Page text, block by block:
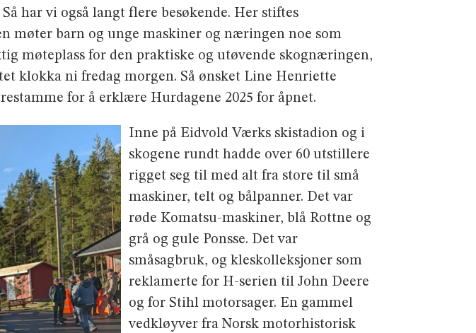
har vi også langt flere besøkende. Her stiftes
møter barn og unge maskiner og næringen noe som
møteplass for den praktiske og utøvende skognæringen,
klokka ni fredag morgen. Så ønsket Line Henriette
for å erklære Hurdagene 2025 for åpnet.
Inne på Eidvold Værks skistadion og i
skogene rundt hadde over 60 utstillere
rigget seg til med alt fra store til små
maskiner, telt og bålpanner. Det var
røde Komatsu-maskiner, blå Rottne og
grå og gule Ponsse. Det var
småsagbruk, og kleskolleksjoner som
reklamerte for H-serien til John Deere
og for Stihl motorsager. En gammel
vedkløyver fra Norsk motorhistorisk